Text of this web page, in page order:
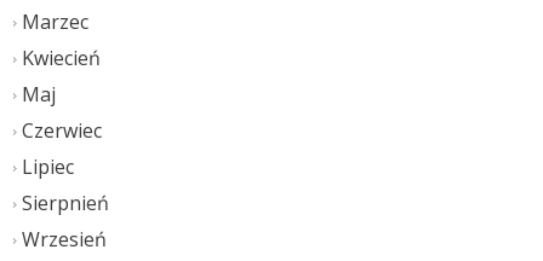
Marzec
Kwiecień
Maj
Czerwiec
Lipiec
Sierpnień
Wrzesień